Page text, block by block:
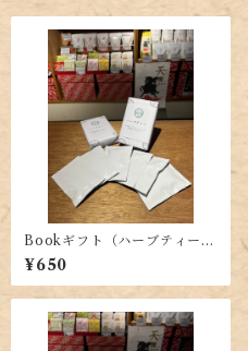
Bookギフト（ハーブティーの
セット）
¥650